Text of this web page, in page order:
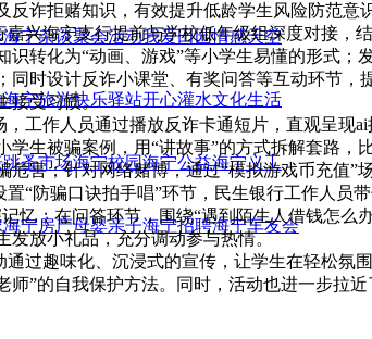
海宁杂谈聚会活动我爱田园情感天空
海宁旅游快乐驿站开心灌水文化生活
跳蚤市场海宁校园海宁公益海宁义工
海宁房产母婴亲子海宁招聘海宁车友会
反诈拒赌知识，有效提升低龄学生风险防范意识
兴海宁支行提前与学校低年级组深度对接，
识转化为“动画、游戏”等小学生易懂的形式
同时设计反诈小课堂、有奖问答等互动环节
接受习惯。
工作人员通过播放反诈卡通短片，直观呈现
学生被骗案例，用“讲故事”的方式拆解套路，
危害；针对网络赌博，通过“模拟游戏币充值”
“防骗口诀拍手唱”环节，民生银行工作人员
忆；在问答环节，围绕“遇到陌生人借钱怎么
发放小礼品，充分调动参与热情。
过趣味化、沉浸式的宣传，让学生在轻松氛
师”的自我保护方法。同时，活动也进一步拉